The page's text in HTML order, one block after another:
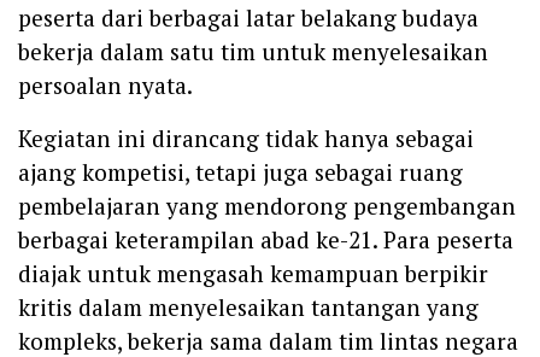
peserta dari berbagai latar belakang budaya
bekerja dalam satu tim untuk menyelesaikan
persoalan nyata.
Kegiatan ini dirancang tidak hanya sebagai
ajang kompetisi, tetapi juga sebagai ruang
pembelajaran yang mendorong pengembangan
berbagai keterampilan abad ke-21. Para peserta
diajak untuk mengasah kemampuan berpikir
kritis dalam menyelesaikan tantangan yang
kompleks, bekerja sama dalam tim lintas negara